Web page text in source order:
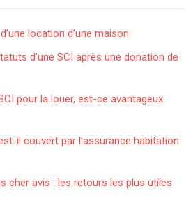
location d’une maison
d’une SCI après une donation de
pour la louer, est-ce avantageux
il couvert par l’assurance habitation
cher avis : les retours les plus utiles